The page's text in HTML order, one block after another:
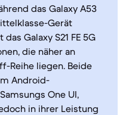
das Galaxy A53
Gerät
Galaxy S21 FE 5G
die näher an
Reihe liegen. Beide
Android-
One UI,
in ihrer Leistung